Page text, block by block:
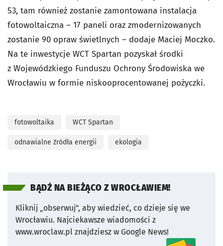
53, tam również zostanie zamontowana instalacja
fotowoltaiczna – 17 paneli oraz zmodernizowanych
zostanie 90 opraw świetlnych – dodaje Maciej Moczko.
Na te inwestycje WCT Spartan pozyskał środki
z Wojewódzkiego Funduszu Ochrony Środowiska we
Wrocławiu w formie niskooprocentowanej pożyczki.
fotowoltaika WCT Spartan
odnawialne źródła energii ekologia
BĄDŹ NA BIEŻĄCO Z WROCŁAWIEM!
Kliknij „obserwuj”, aby wiedzieć, co dzieje się we
Wrocławiu. Najciekawsze wiadomości z
www.wroclaw.pl znajdziesz w Google News!